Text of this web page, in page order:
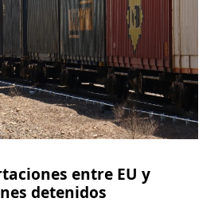
entre EU y
detenidos